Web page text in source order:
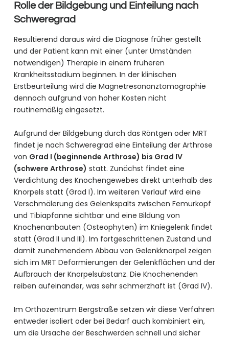
Rolle der Bildgebung und Einteilung nach
Schweregrad
Resultierend daraus wird die Diagnose früher gestellt
und der Patient kann mit einer (unter Umständen
notwendigen) Therapie in einem früheren
Krankheitsstadium beginnen. In der klinischen
Erstbeurteilung wird die Magnetresonanztomographie
dennoch aufgrund von hoher Kosten nicht
routinemäßig eingesetzt.
Aufgrund der Bildgebung durch das Röntgen oder MRT
findet je nach Schweregrad eine Einteilung der Arthrose
von Grad I (beginnende Arthrose) bis Grad IV
(schwere Arthrose) statt. Zunächst findet eine
Verdichtung des Knochengewebes direkt unterhalb des
Knorpels statt (Grad I). Im weiteren Verlauf wird eine
Verschmälerung des Gelenkspalts zwischen Femurkopf
und Tibiapfanne sichtbar und eine Bildung von
Knochenanbauten (Osteophyten) im Kniegelenk findet
statt (Grad II und III). Im fortgeschrittenen Zustand und
damit zunehmendem Abbau von Gelenkknorpel zeigen
sich im MRT Deformierungen der Gelenkflächen und der
Aufbrauch der Knorpelsubstanz. Die Knochenenden
reiben aufeinander, was sehr schmerzhaft ist (Grad IV).
Im Orthozentrum Bergstraße setzen wir diese Verfahren
entweder isoliert oder bei Bedarf auch kombiniert ein,
um die Ursache der Beschwerden schnell und sicher